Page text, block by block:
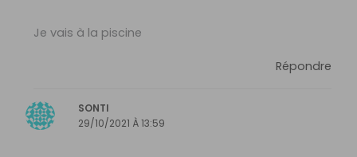
Je vais à la piscine
Répondre
SONTI
29/10/2021 À 13:59